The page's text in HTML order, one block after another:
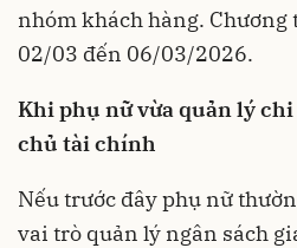
nhóm khách hàng.
02/03 đến 06/03/2026.
Khi phụ nữvừaquản lý
chủ tài chính
Nếu trước đây phụ nữ
vai trò quản lý ngân sách